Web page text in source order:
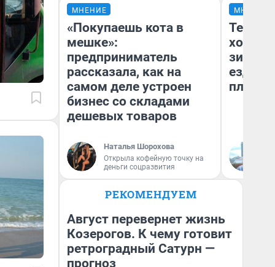
МНЕНИЕ
«Покупаешь кота в
мешке»:
предприниматель
рассказала, как на
самом деле устроен
бизнес со складами
дешевых товаров
Наталья Шорохова
Открыла кофейную точку на
деньги соцразвития
МНЕНИЕ
Тепло
зимой.
ездит
плюсы
РЕКОМЕНДУЕМ
Август перевернет жизнь
Козерогов. К чему готовит
ретроградный Сатурн —
прогноз